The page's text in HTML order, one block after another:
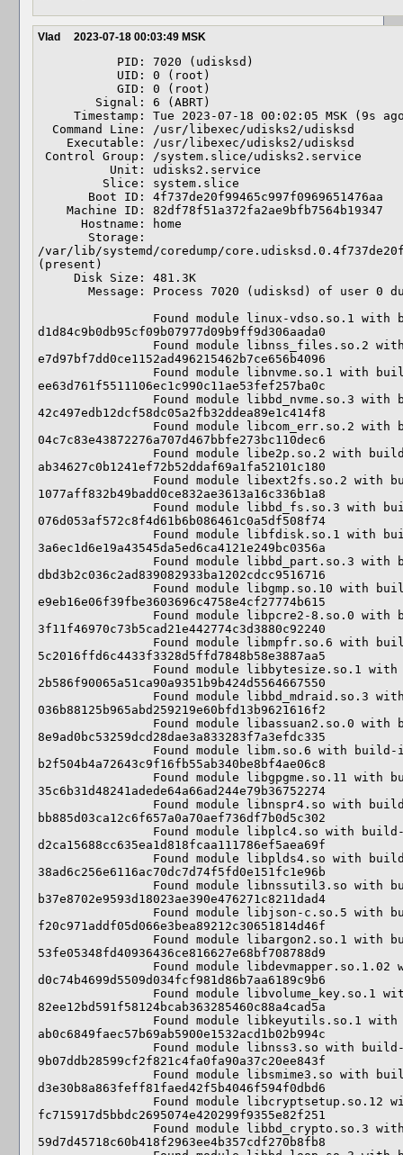
Vlad 2023-07-18 00:03:49 MSK
/var/lib/systemd/coredump/
(present)
d1d84c9b0db95cf09b07977d09b9ff9d306aada0
e7d97bf7dd0ce1152ad496215462b7ce656b4096
ee63d761f5511106ec1c990c11ae53fef257ba0c
42c497edb12dcf58dc05a2fb32ddea89e1c414f8
04c7c83e43872276a707d467bbfe273bc110dec6
ab34627c0b1241ef72b52ddaf69a1fa52101c180
1077aff832b49badd0ce832ae3613a16c336b1a8
076d053af572c8f4d61b6b086461c0a5df508f74
3a6ec1d6e19a43545da5ed6ca4121e249bc0356a
dbd3b2c036c2ad839082933ba1202cdcc9516716
e9eb16e06f39fbe3603696c4758e4cf27774b615
3f11f46970c73b5cad21e442774c3d3880c92240
5c2016ffd6c4433f3328d5ffd7848b58e3887aa5
2b586f90065a51ca90a9351b9b424d5564667550
036b88125b965abd259219e60bfd13b9621616f2
8e9ad0bc53259dcd28dae3a833283f7a3efdc335
b2f504b4a72643c9f16fb55ab340be8bf4ae06c8
35c6b31d48241adede64a66ad244e79b36752274
bb885d03ca12c6f657a0a70aef736df7b0d5c302
d2ca15688cc635ea1d818fcaa111786ef5aea69f
38ad6c256e6116ac70dc7d74f5fd0e151fc1e96b
b37e8702e9593d18023ae390e476271c8211dad4
f20c971addf05d066e3bea89212c30651814d46f
53fe05348fd40936436ce816627e68bf708788d9
d0c74b4699d5509d034fcf981d86b7aa6189c9b6
82ee12bd591f58124bcab363285460c88a4cad5a
ab0c6849faec57b69ab5900e1532acd1b02b994c
9b07ddb28599cf2f821c4fa0fa90a37c20ee843f
d3e30b8a863feff81faed42f5b4046f594f0dbd6
fc715917d5bbdc2695074e420299f9355e82f251
59d7d45718c60b418f2963ee4b357cdf270b8fb8